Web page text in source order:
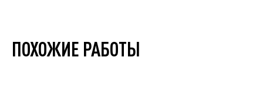
ПОХОЖИЕ РАБОТЫ